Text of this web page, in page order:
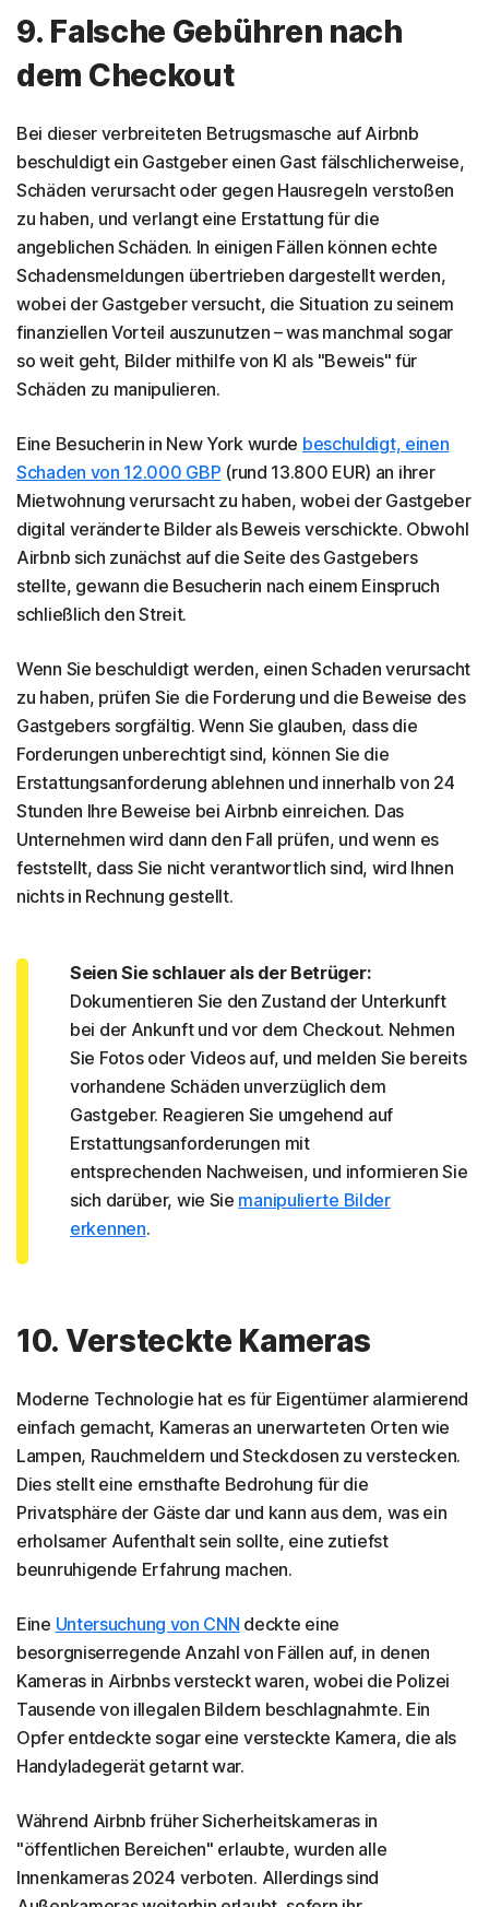
9. Falsche Gebühren nach
dem Checkout
Bei dieser verbreiteten Betrugsmasche auf Airbnb
beschuldigt ein Gastgeber einen Gast fälschlicherweise,
Schäden verursacht oder gegen Hausregeln verstoßen
zu haben, und verlangt eine Erstattung für die
angeblichen Schäden. In einigen Fällen können echte
Schadensmeldungen übertrieben dargestellt werden,
wobei der Gastgeber versucht, die Situation zu seinem
finanziellen Vorteil auszunutzen – was manchmal sogar
so weit geht, Bilder mithilfe von KI als "Beweis" für
Schäden zu manipulieren.
Eine Besucherin in New York wurde beschuldigt, einen
Schaden von 12.000 GBP (rund 13.800 EUR) an ihrer
Mietwohnung verursacht zu haben, wobei der Gastgeber
digital veränderte Bilder als Beweis verschickte. Obwohl
Airbnb sich zunächst auf die Seite des Gastgebers
stellte, gewann die Besucherin nach einem Einspruch
schließlich den Streit.
Wenn Sie beschuldigt werden, einen Schaden verursacht
zu haben, prüfen Sie die Forderung und die Beweise des
Gastgebers sorgfältig. Wenn Sie glauben, dass die
Forderungen unberechtigt sind, können Sie die
Erstattungsanforderung ablehnen und innerhalb von 24
Stunden Ihre Beweise bei Airbnb einreichen. Das
Unternehmen wird dann den Fall prüfen, und wenn es
feststellt, dass Sie nicht verantwortlich sind, wird Ihnen
nichts in Rechnung gestellt.
Seien Sie schlauer als der Betrüger:
Dokumentieren Sie den Zustand der Unterkunft
bei der Ankunft und vor dem Checkout. Nehmen
Sie Fotos oder Videos auf, und melden Sie bereits
vorhandene Schäden unverzüglich dem
Gastgeber. Reagieren Sie umgehend auf
Erstattungsanforderungen mit
entsprechenden Nachweisen, und informieren Sie
sich darüber, wie Sie manipulierte Bilder
erkennen.
10. Versteckte Kameras
Moderne Technologie hat es für Eigentümer alarmierend
einfach gemacht, Kameras an unerwarteten Orten wie
Lampen, Rauchmeldern und Steckdosen zu verstecken.
Dies stellt eine ernsthafte Bedrohung für die
Privatsphäre der Gäste dar und kann aus dem, was ein
erholsamer Aufenthalt sein sollte, eine zutiefst
beunruhigende Erfahrung machen.
Eine Untersuchung von CNN deckte eine
besorgniserregende Anzahl von Fällen auf, in denen
Kameras in Airbnbs versteckt waren, wobei die Polizei
Tausende von illegalen Bildern beschlagnahmte. Ein
Opfer entdeckte sogar eine versteckte Kamera, die als
Handyladegerät getarnt war.
Während Airbnb früher Sicherheitskameras in
"öffentlichen Bereichen" erlaubte, wurden alle
Innenkameras 2024 verboten. Allerdings sind